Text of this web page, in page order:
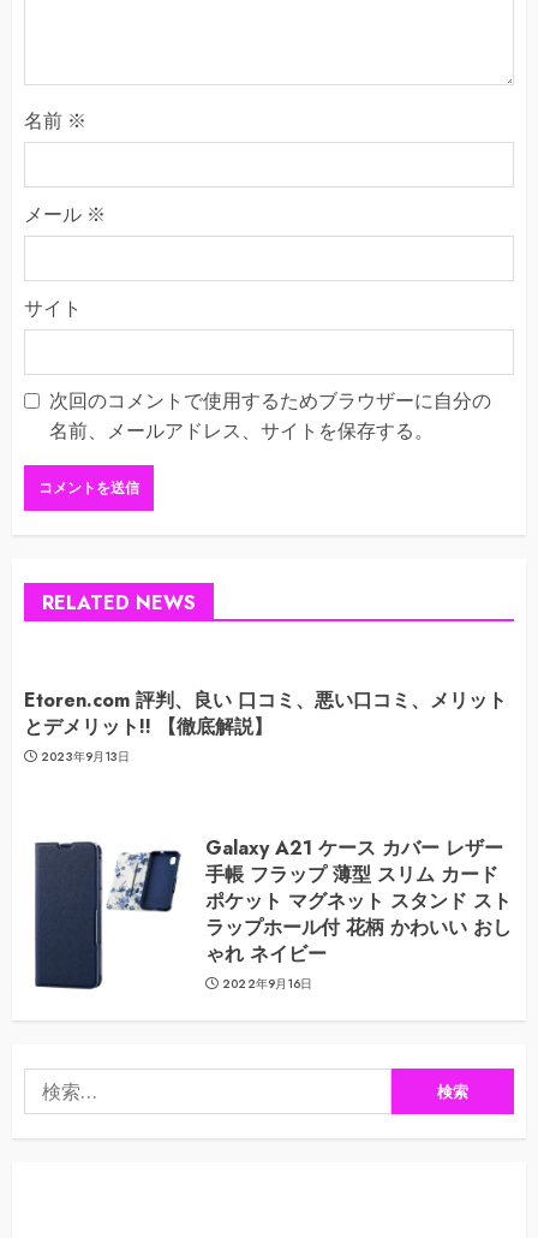
名前 ※
メール ※
サイト
次回のコメントで使用するためブラウザーに自分の
名前、メールアドレス、サイトを保存する。
RELATED NEWS
Etoren.com 評判、良い 口コミ、悪い口コミ、メリット
とデメリット!! 【徹底解説】
2023年9月13日
Galaxy A21 ケース カバー レザー
手帳 フラップ 薄型 スリム カード
ポケット マグネット スタンド スト
ラップホール付 花柄 かわいい おし
ゃれ ネイビー
2022年9月16日
索: